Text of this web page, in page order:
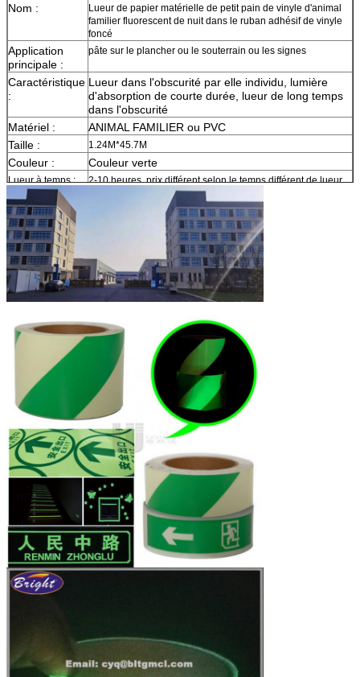
Nom :
Lueur de papier matérielle de petit pain de vinyle d'animal
familier fluorescent de nuit dans le ruban adhésif de vinyle
foncé
Application
principale :
pâte sur le plancher ou le souterrain ou les signes
Caractéristique
:
Lueur dans l'obscurité par elle individu, lumière
d'absorption de courte durée, lueur de long temps
dans l'obscurité
Matériel :
ANIMAL FAMILIER ou PVC
Taille :
1.24M*45.7M
Couleur : Couleur verte
Lueur à temps : 2-10 heures, prix différent selon le temps différent de lueur
Échantillon :
le fret de moment d'aperçu gratuit se rassemblent
La livraison
7 jours, selon la quantité d'ordre